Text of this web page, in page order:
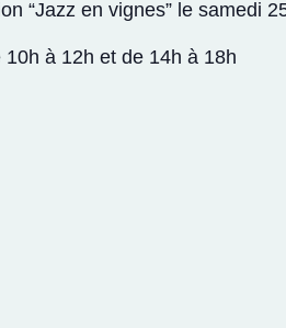
“Jazz en vignes” le samedi
à 12h et de 14h à 18h